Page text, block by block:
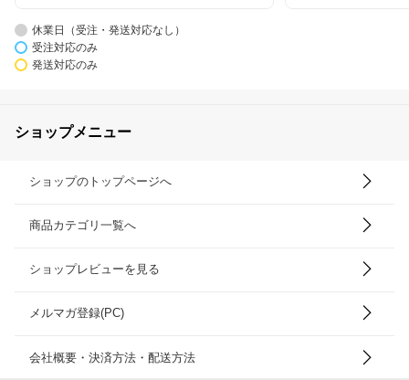
休業日（受注・発送対応なし）
受注対応のみ
発送対応のみ
ショップメニュー
ショップのトップページへ
商品カテゴリ一覧へ
ショップレビューを見る
メルマガ登録(PC)
会社概要・決済方法・配送方法